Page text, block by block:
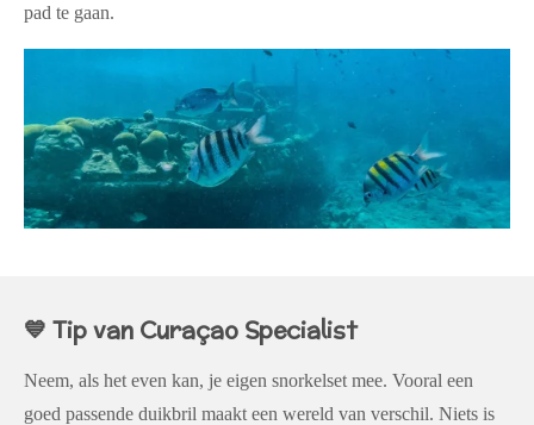
pad te gaan.
💙 Tip van Curaçao Specialist
Neem, als het even kan, je eigen snorkelset mee. Vooral een
goed passende duikbril maakt een wereld van verschil. Niets is